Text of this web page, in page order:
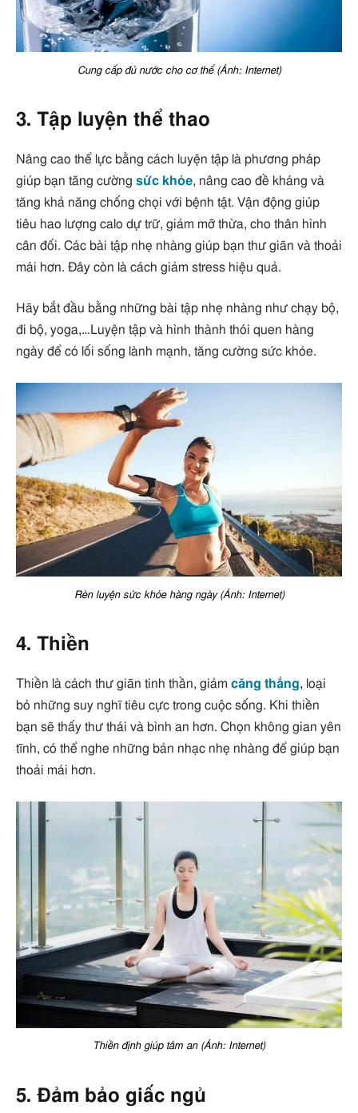
Cung cấp đủ nước cho cơ thể (Ảnh: Internet)
3. Tập luyện thể thao
Nâng cao thể lực bằng cách luyện tập là phương pháp
giúp bạn tăng cường sức khỏe, nâng cao đề kháng và
tăng khả năng chống chọi với bệnh tật. Vận động giúp
tiêu hao lượng calo dự trữ, giảm mỡ thừa, cho thân hình
cân đối. Các bài tập nhẹ nhàng giúp bạn thư giãn và thoải
mái hơn. Đây còn là cách giảm stress hiệu quả.
Hãy bắt đầu bằng những bài tập nhẹ nhàng như chạy bộ,
đi bộ, yoga,…Luyện tập và hình thành thói quen hàng
ngày để có lối sống lành mạnh, tăng cường sức khỏe.
Rèn luyện sức khỏe hàng ngày (Ảnh: Internet)
4. Thiền
Thiền là cách thư giãn tinh thần, giảm căng thẳng, loại
bỏ những suy nghĩ tiêu cực trong cuộc sống. Khi thiền
bạn sẽ thấy thư thái và bình an hơn. Chọn không gian yên
tĩnh, có thể nghe những bản nhạc nhẹ nhàng để giúp bạn
thoải mái hơn.
Thiền định giúp tâm an (Ảnh: Internet)
5. Đảm bảo giấc ngủ